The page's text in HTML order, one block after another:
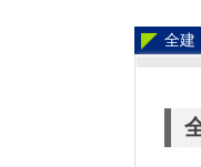
全建